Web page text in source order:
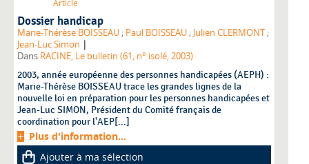
Article
Dossier handicap
Marie-Thérèse BOISSEAU ; Paul BOISSEAU ; Julien CLERMONT ;
Jean-Luc Simon |
Dans RACINE, Le bulletin (61, n° isolé, 2003)
2003, année européenne des personnes handicapées (AEPH) :
Marie-Thérèse BOISSEAU trace les grandes lignes de la
nouvelle loi en préparation pour les personnes handicapées et
Jean-Luc SIMON, Président du Comité français de
coordination pour l'AEP[...]
Plus d'information...
Ajouter à ma sélection